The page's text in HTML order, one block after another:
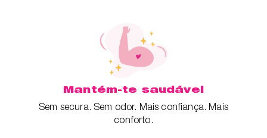
Mantém-te saudável
Sem secura. Sem odor. Mais confiança. Mais
conforto.